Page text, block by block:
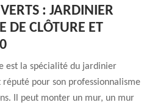
: JARDINIER
DE CLÔTURE ET
est la spécialité du jardinier
réputé pour son professionnalisme
Il peut monter un mur, un mur